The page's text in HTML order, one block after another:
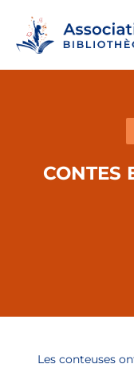
CONTES
Les conteuses